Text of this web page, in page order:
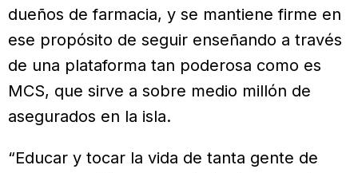
dueños de farmacia, y se mantiene firme en
ese propósito de seguir enseñando a través
de una plataforma tan poderosa como es
MCS, que sirve a sobre medio millón de
asegurados en la isla.
“Educar y tocar la vida de tanta gente de